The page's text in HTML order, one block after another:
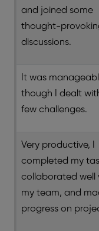
and joined some
thought-
discussions.
It was
though I dealt
few challenges.
Very productive, I
completed my
collaborated well
my team, and
progress on